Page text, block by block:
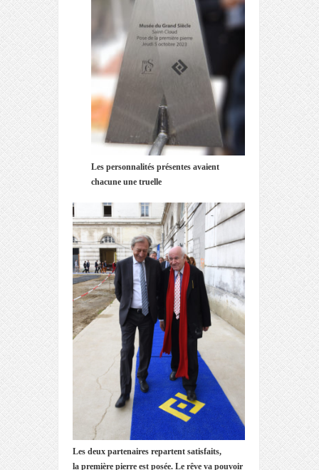
Les personnalités présentes avaient
chacune une truelle
Les deux partenaires repartent satisfaits,
la première pierre est posée. Le rêve va pouvoir